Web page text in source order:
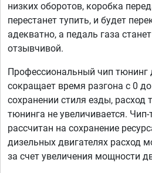
низких оборотов, коробка
перестанет тупить, и будет
адекватно, а педаль газа
отзывчивой.
Профессиональный чип тюнинг
сокращает время разгона с 0
сохранении стиля езды, расход
тюнинга не увеличивается. Чип-
рассчитан на сохранение
дизельных двигателях расход
за счет увеличения мощности